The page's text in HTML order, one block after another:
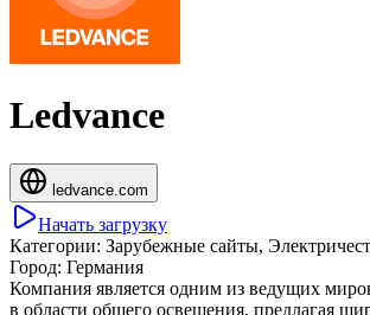
Ledvance
ledvance.com
Начать загрузку
Категории: Зарубежные сайты,
Город: Германия
Компания является одним из ведущих
в области общего освещения, предлагая